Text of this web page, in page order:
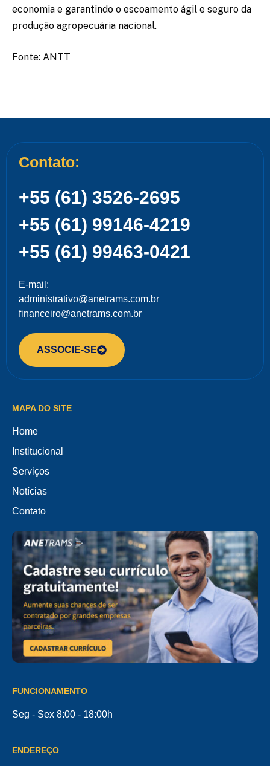
economia e garantindo o escoamento ágil e seguro da
produção agropecuária nacional.
Fonte: ANTT
Contato:
+55 (61) 3526-2695
+55 (61) 99146-4219
+55 (61) 99463-0421
E-mail:
administrativo@anetrams.com.br
financeiro@anetrams.com.br
ASSOCIE-SE
MAPA DO SITE
Home
Institucional
Serviços
Notícias
Contato
FUNCIONAMENTO
Seg - Sex 8:00 - 18:00h
ENDEREÇO